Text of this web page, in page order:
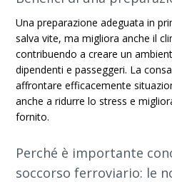
Una preparazione adeguata in
salva vite, ma migliora anche il
contribuendo a creare un
dipendenti e passeggeri. La
affrontare efficacemente
anche a ridurre lo stress e
fornito.
Perché è importante
soccorso ferroviario: le